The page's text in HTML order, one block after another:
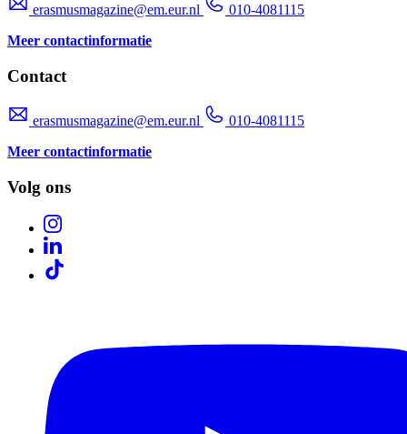
erasmusmagazine@em.eur.nl
010-4081115
Meer contactinformatie
Contact
erasmusmagazine@em.eur.nl
010-4081115
Meer contactinformatie
Volg ons